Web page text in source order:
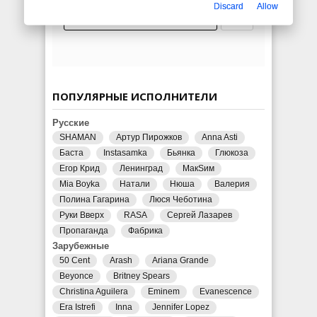
ПОПУЛЯРНЫЕ ИСПОЛНИТЕЛИ
Русские
SHAMAN Артур Пирожков
Anna Asti
Баста
Instasamka Бьянка
Глюкоза
Егор Крид
Ленинград
МакSим
Mia Boyka
Натали Нюша
Валерия
Полина Гагарина
Люся Чеботина
Руки Вверх
RASA
Сергей Лазарев
Пропаганда
Фабрика
Зарубежные
50 Cent Arash
Ariana Grande
Beyonce
Britney Spears
Christina Aguilera
Eminem
Evanescence
Era Istrefi
Inna Jennifer Lopez
Discard Allow